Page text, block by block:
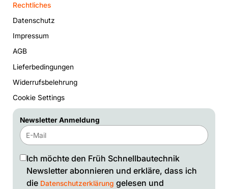
Rechtliches
Datenschutz
Impressum
AGB
Lieferbedingungen
Widerrufsbelehrung
Cookie Settings
Newsletter Anmeldung
Ich möchte den Früh Schnellbautechnik
Newsletter abonnieren und erkläre, dass ich
die Datenschutzerklärung gelesen und